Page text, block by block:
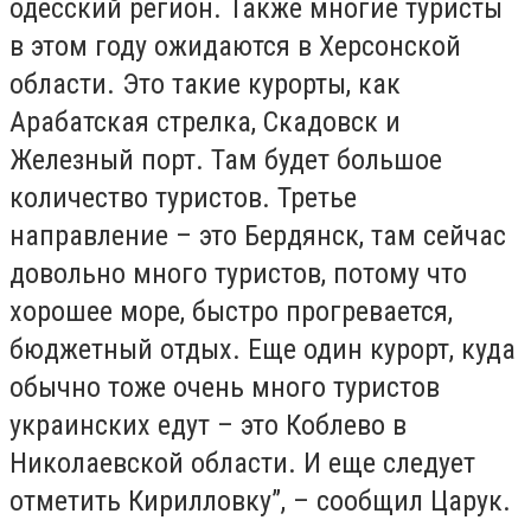
одесский регион. Также многие туристы
в этом году ожидаются в Херсонской
области. Это такие курорты, как
Арабатская стрелка, Скадовск и
Железный порт. Там будет большое
количество туристов. Третье
направление – это Бердянск, там сейчас
довольно много туристов, потому что
хорошее море, быстро прогревается,
бюджетный отдых. Еще один курорт, куда
обычно тоже очень много туристов
украинских едут – это Коблево в
Николаевской области. И еще следует
отметить Кирилловку”, – сообщил Царук.